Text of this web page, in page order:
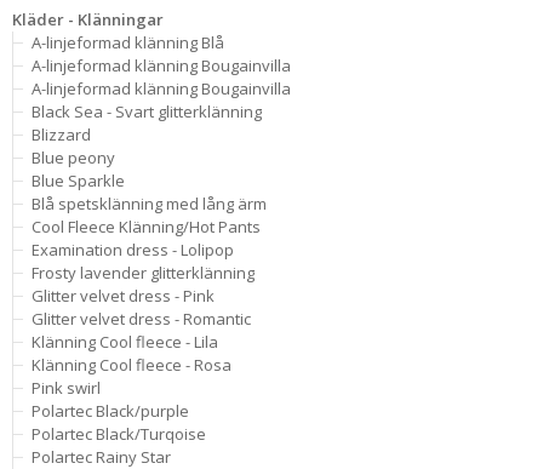
Kläder - Klänningar
A-linjeformad klänning Blå
A-linjeformad klänning Bougainvilla
A-linjeformad klänning Bougainvilla
Black Sea - Svart glitterklänning
Blizzard
Blue peony
Blue Sparkle
Blå spetsklänning med lång ärm
Cool Fleece Klänning/Hot Pants
Examination dress - Lolipop
Frosty lavender glitterklänning
Glitter velvet dress - Pink
Glitter velvet dress - Romantic
Klänning Cool fleece - Lila
Klänning Cool fleece - Rosa
Pink swirl
Polartec Black/purple
Polartec Black/Turqoise
Polartec Rainy Star